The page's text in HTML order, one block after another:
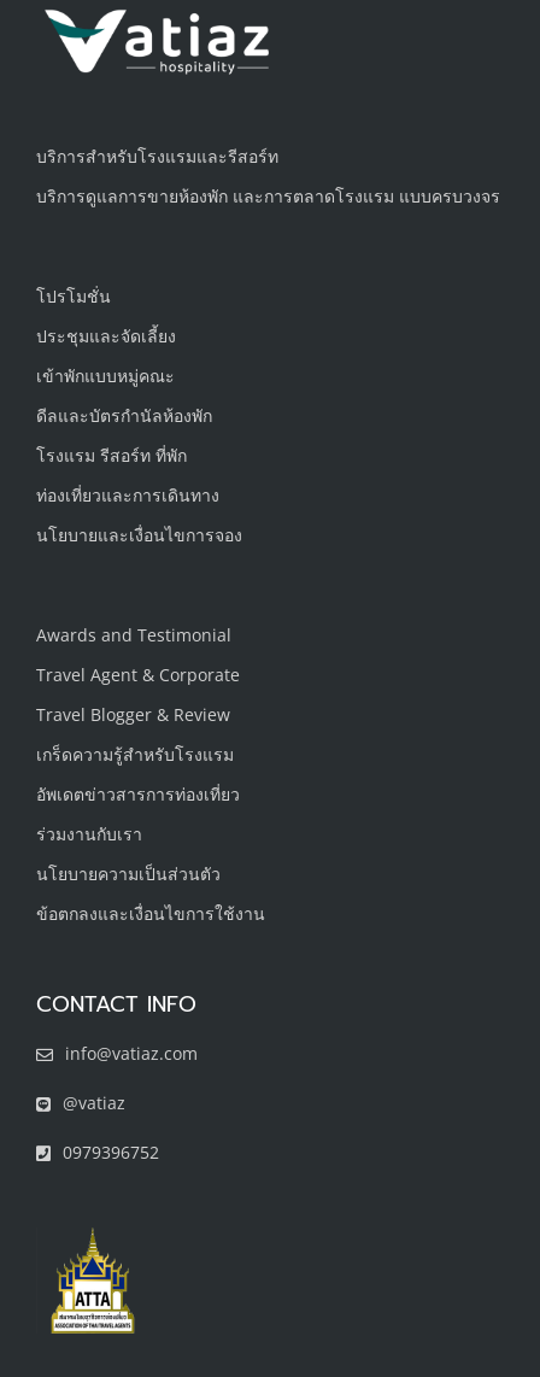
บริการสำหรับโรงแรมและรีสอร์ท
บริการดูแลการขายห้องพัก และการตลาดโรงแรม แบบครบวงจร
โปรโมชั่น
ประชุมและจัดเลี้ยง
เข้าพักแบบหมู่คณะ
ดีลและบัตรกำนัลห้องพัก
โรงแรม รีสอร์ท ที่พัก
ท่องเที่ยวและการเดินทาง
นโยบายและเงื่อนไขการจอง
Awards and Testimonial
Travel Agent & Corporate
Travel Blogger & Review
เกร็ดความรู้สำหรับโรงแรม
อัพเดตข่าวสารการท่องเที่ยว
ร่วมงานกับเรา
นโยบายความเป็นส่วนตัว
ข้อตกลงและเงื่อนไขการใช้งาน
CONTACT INFO
info@vatiaz.com
@vatiaz
0979396752